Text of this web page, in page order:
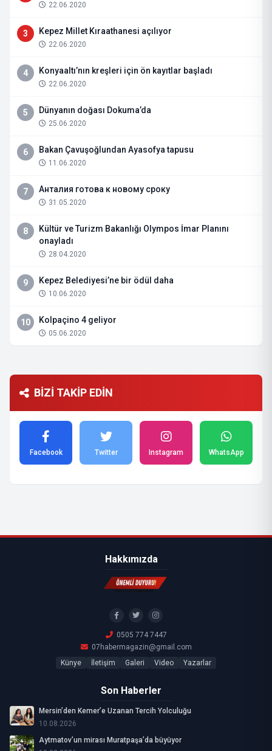
22.06.2020
3 Kepez Millet Kıraathanesi açılıyor
22.06.2020
4 Konyaaltı’nın kreşleri için ön kayıtlar başladı
22.06.2020
5 Dünyanın doğası Dokuma’da
25.06.2020
6 Bakan Çavuşoğlundan Ayasofya tapusu
11.06.2020
7 Анталия готова к новому сроку
31.05.2020
8
Kültür ve Turizm Bakanlığı Olympos İmar Planını
onayladı
28.04.2020
9 Kepez Belediyesi’ne bir ödül daha
10.06.2020
10 Kolpaçino 4 geliyor
05.06.2020
BİZİ TAKİP EDİN
Facebook Twitter Instagram WhatsApp
Hakkımızda
0505 774 7447
07habermagazin@gmail.com
Künye
İletişim Galeri Video Yazarlar
Son Haberler
Mersin’den Kemer’e Uzanan Tercih Yolculuğu
10.08.2026
Aytmatov’un mirası Muratpaşa’da büyüyor